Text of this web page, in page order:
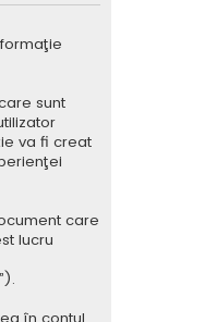
sunt
va fi creat
care
lucru